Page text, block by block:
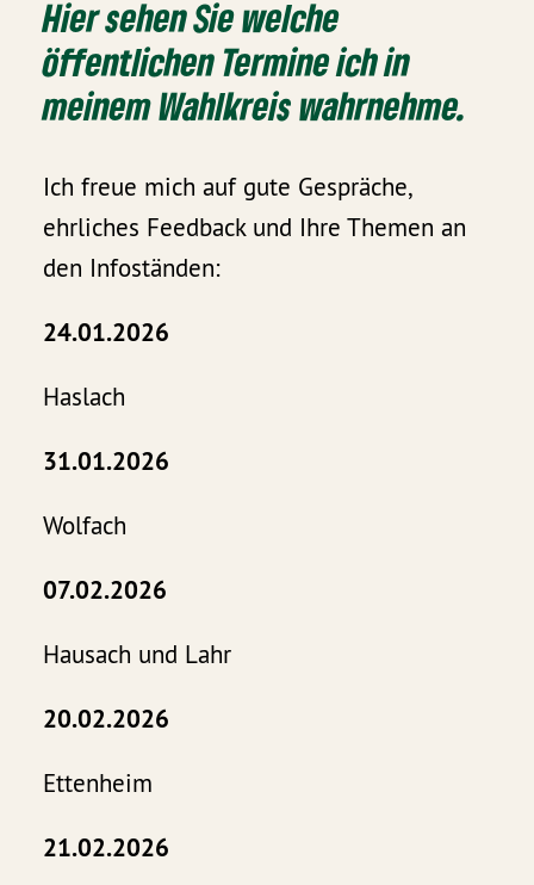
Hier sehen Sie welche
öffentlichen Termine ich in
meinem Wahlkreis wahrnehme.
Ich freue mich auf gute Gespräche,
ehrliches Feedback und Ihre Themen an
den Infoständen:
24.01.2026
Haslach
31.01.2026
Wolfach
07.02.2026
Hausach und Lahr
20.02.2026
Ettenheim
21.02.2026